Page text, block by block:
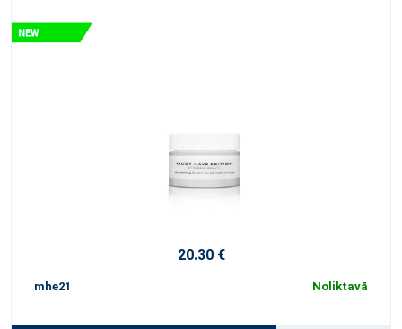
20.30 €
mhe21 Noliktavā